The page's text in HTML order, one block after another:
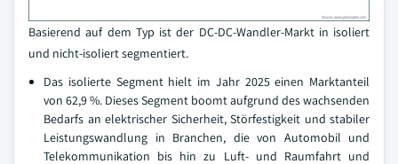
Basierend auf dem Typ ist der DC-DC-Wandler-Markt in isoliert
und nicht-isoliert segmentiert.
Das isolierte Segment hielt im Jahr 2025 einen Marktanteil
von 62,9 %. Dieses Segment boomt aufgrund des wachsenden
Bedarfs an elektrischer Sicherheit, Störfestigkeit und stabiler
Leistungswandlung in Branchen, die von Automobil und
Telekommunikation bis hin zu Luft- und Raumfahrt und